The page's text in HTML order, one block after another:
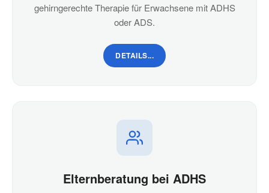
gehirngerechte Therapie für Erwachsene mit ADHS
oder ADS.
DETAILS...
Elternberatung bei ADHS